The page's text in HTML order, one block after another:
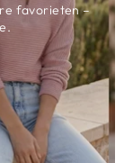
favorieten –